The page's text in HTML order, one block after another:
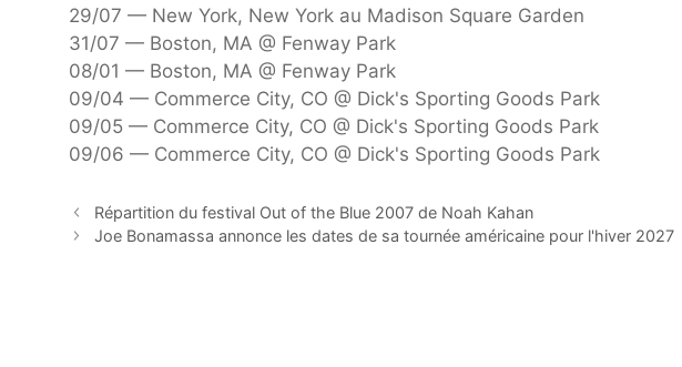
29/07 — New York, New York au Madison Square Garden
31/07 — Boston, MA @ Fenway Park
08/01 — Boston, MA @ Fenway Park
09/04 — Commerce City, CO @ Dick's Sporting Goods Park
09/05 — Commerce City, CO @ Dick's Sporting Goods Park
09/06 — Commerce City, CO @ Dick's Sporting Goods Park
Répartition du festival Out of the Blue 2007 de Noah Kahan
Joe Bonamassa annonce les dates de sa tournée américaine pour l'hiver 2027